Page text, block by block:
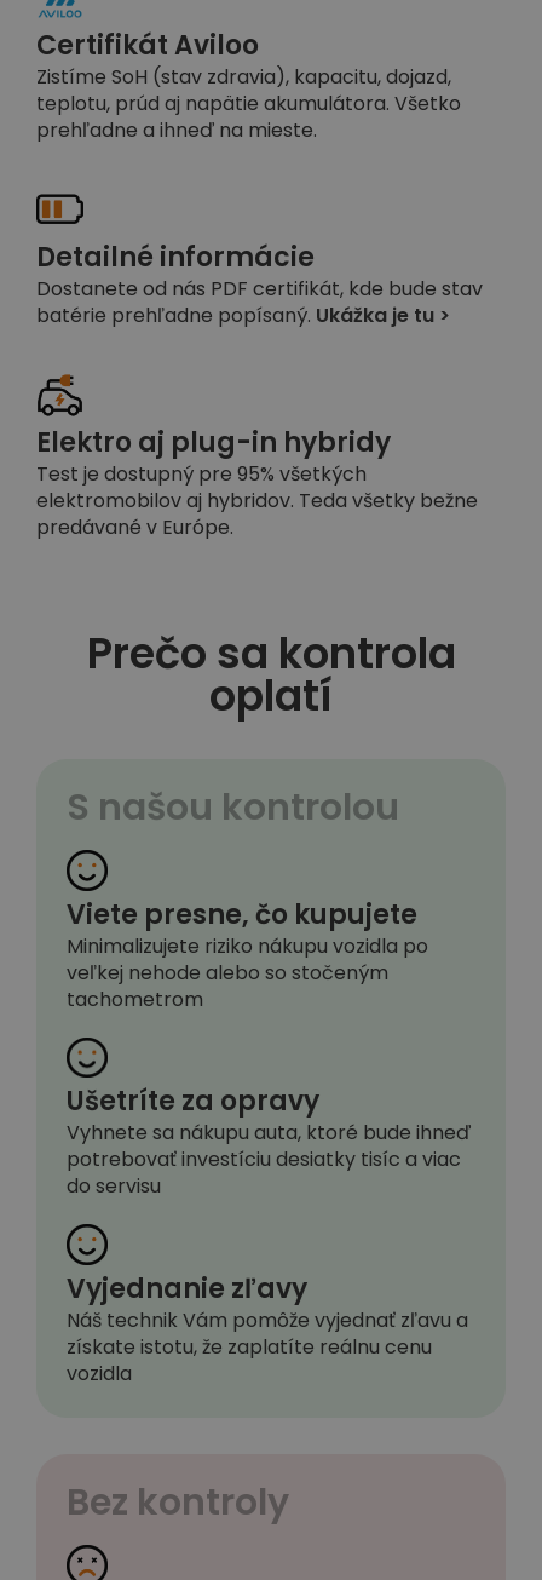
Certifikát Aviloo
Zistíme SoH (stav zdravia), kapacitu, dojazd,
teplotu, prúd aj napätie akumulátora. Všetko
prehľadne a ihneď na mieste.
Detailné informácie
Dostanete od nás PDF certifikát, kde bude stav
batérie prehľadne popísaný. Ukážka je tu >
Elektro aj plug-in hybridy
Test je dostupný pre 95% všetkých
elektromobilov aj hybridov. Teda všetky bežne
predávané v Európe.
Prečo sa kontrola
oplatí
S našou kontrolou
Viete presne, čo kupujete
Minimalizujete riziko nákupu vozidla po
veľkej nehode alebo so stočeným
tachometrom
Ušetríte za opravy
Vyhnete sa nákupu auta, ktoré bude ihneď
potrebovať investíciu desiatky tisíc a viac
do servisu
Vyjednanie zľavy
Náš technik Vám pomôže vyjednať zľavu a
získate istotu, že zaplatíte reálnu cenu
vozidla
Bez kontroly